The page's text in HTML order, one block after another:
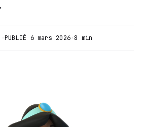
·PUBLIÉ 6 mars 2026·8 min